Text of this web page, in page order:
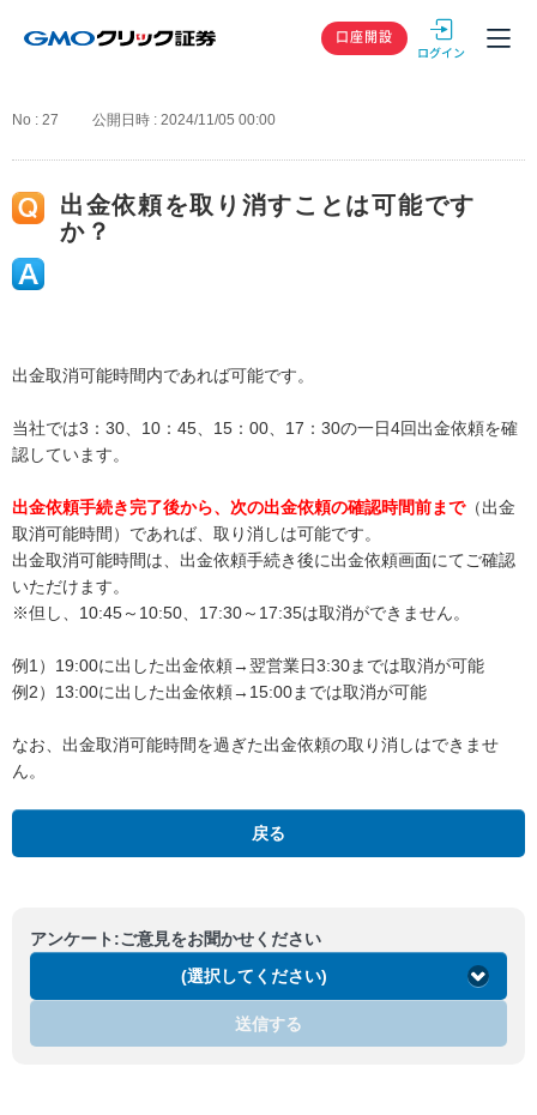
GMOクリック
口座開設
No : 27 公開日時 : 2024/11/05 00:00
出金依頼を取り消すことは可能です
か？
出金取消可能時間内であれば可能です。
当社では3：30、10：45、15：00、17：30の一日4回出金依頼を確
認しています。
出金依頼手続き完了後から、次の出金依頼の確認時間前まで（出金
取消可能時間）であれば、取り消しは可能です。
出金取消可能時間は、出金依頼手続き後に出金依頼画面にてご確認
いただけます。
※但し、10:45～10:50、17:30～17:35は取消ができません。
例1）19:00に出した出金依頼→翌営業日3:30までは取消が可能
例2）13:00に出した出金依頼→15:00までは取消が可能
なお、出金取消可能時間を過ぎた出金依頼の取り消しはできませ
ん。
戻る
アンケート:ご意見をお聞かせください
(選択してください)
送信する